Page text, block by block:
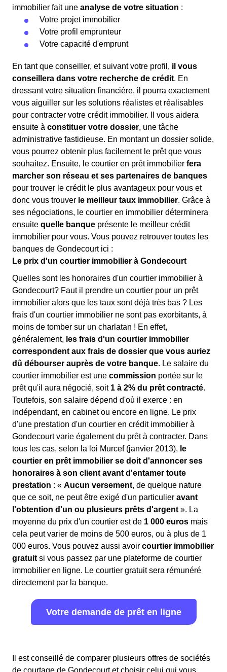
immobilier fait une analyse de votre situation :
Votre projet immobilier
Votre profil emprunteur
Votre capacité d'emprunt
En tant que conseiller, et suivant votre profil, il vous
conseillera dans votre recherche de crédit. En
dressant votre situation financière, il pourra exactement
vous aiguiller sur les solutions réalistes et réalisables
pour contracter votre crédit immobilier. Il vous aidera
ensuite à constituer votre dossier, une tâche
administrative fastidieuse. En montant un dossier solide,
vous pourrez obtenir plus facilement le prêt que vous
souhaitez. Ensuite, le courtier en prêt immobilier fera
marcher son réseau et ses partenaires de banques
pour trouver le crédit le plus avantageux pour vous et
donc vous trouver le meilleur taux immobilier. Grâce à
ses négociations, le courtier en immobilier déterminera
ensuite quelle banque présente le meilleur crédit
immobilier pour vous. Vous pouvez retrouver toutes les
banques de Gondecourt ici :
Le prix d'un courtier immobilier à Gondecourt
Quelles sont les honoraires d'un courtier immobilier à
Gondecourt? Faut il prendre un courtier pour un prêt
immobilier alors que les taux sont déjà très bas ? Les
frais d'un courtier immobilier ne sont pas exorbitants, à
moins de tomber sur un charlatan ! En effet,
généralement, les frais d'un courtier immobilier
correspondent aux frais de dossier que vous auriez
dû débourser auprès de votre banque. Le salaire du
courtier immobilier est une commission portée sur le
prêt qu'il aura négocié, soit 1 à 2% du prêt contracté.
Toutefois, son salaire dépend d'où il exerce : en
indépendant, en cabinet ou encore en ligne. Le prix
d'une prestation d'un courtier en crédit immobilier à
Gondecourt varie également du prêt à contracter. Dans
tous les cas, selon la loi Murcef (janvier 2013), le
courtier en prêt immobilier se doit d'annoncer ses
honoraires à son client avant d'entamer toute
prestation : « Aucun versement, de quelque nature
que ce soit, ne peut être exigé d'un particulier avant
l'obtention d'un ou plusieurs prêts d'argent ». La
moyenne du prix d'un courtier est de 1 000 euros mais
cela peut varier de moins de 500 euros, ou à plus de 1
000 euros. Vous pouvez aussi avoir courtier immobilier
gratuit si vous passez par une plateforme de courtier
immobilier en ligne. Le courtier gratuit sera rémunéré
directement par la banque.
Votre demande de prêt en ligne
Il est conseillé de comparer plusieurs offres de sociétés
de courtage de Gondecourt et choisir celui qui vous